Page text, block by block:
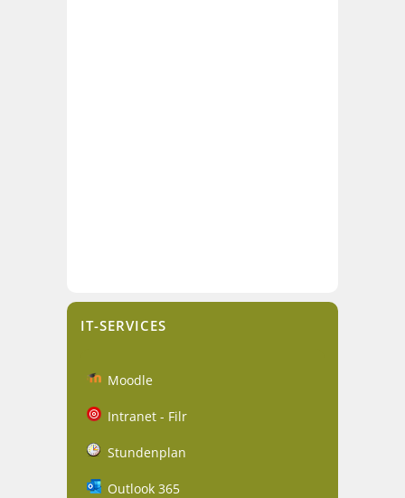
IT-SERVICES
Moodle
Intranet - Filr
Stundenplan
Outlook 365